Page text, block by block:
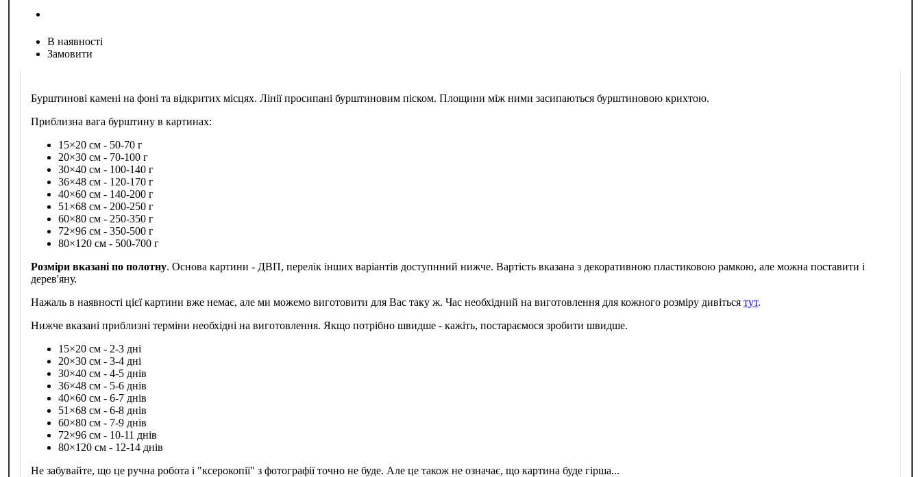
В наявності
Замовити
Бурштинові камені на фоні та відкритих місцях. Лінії просипані бурштиновим піском. Площини між ними засипаються бурштиновою крихтою.
Приблизна вага бурштину в картинах:
15×20 см - 50-70 г
20×30 см - 70-100 г
30×40 см - 100-140 г
36×48 см - 120-170 г
40×60 см - 140-200 г
51×68 см - 200-250 г
60×80 см - 250-350 г
72×96 см - 350-500 г
80×120 см - 500-700 г
Розміри вказані по полотну. Основа картини - ДВП, перелік інших варіантів доступнний нижче. Вартість вказана з декоративною пластиковою рамкою, але можна поставити і
дерев'яну.
Нажаль в наявності цієї картини вже немає, але ми можемо виготовити для Вас таку ж. Час необхідний на виготовлення для кожного розміру дивіться тут.
Нижче вказані приблизні терміни необхідні на виготовлення. Якщо потрібно швидше - кажіть, постараємося зробити швидше.
15×20 см - 2-3 дні
20×30 см - 3-4 дні
30×40 см - 4-5 днів
36×48 см - 5-6 днів
40×60 см - 6-7 днів
51×68 см - 6-8 днів
60×80 см - 7-9 днів
72×96 см - 10-11 днів
80×120 см - 12-14 днів
Не забувайте, що це ручна робота і "ксерокопії" з фотографії точно не буде. Але це також не означає, що картина буде гірша...